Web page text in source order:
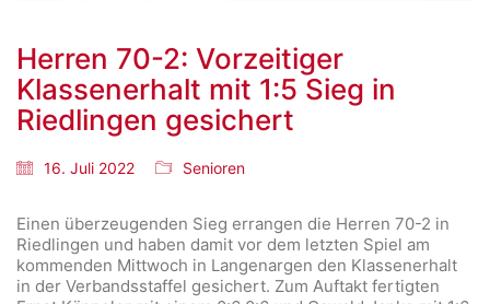
Herren 70-2: Vorzeitiger
Klassenerhalt mit 1:5 Sieg in
Riedlingen gesichert
16. Juli 2022 Senioren
Einen überzeugenden Sieg errangen die Herren 70-2 in
Riedlingen und haben damit vor dem letzten Spiel am
kommenden Mittwoch in Langenargen den Klassenerhalt
in der Verbandsstaffel gesichert. Zum Auftakt fertigten